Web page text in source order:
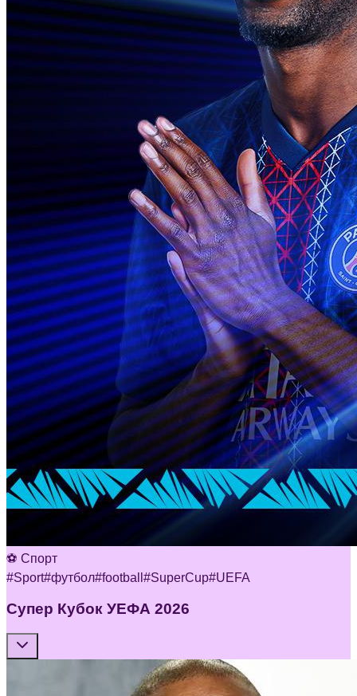
⚽ Спорт
#Sport#футбол#football #SuperCup#UEFA
Супер Кубок УЕФА 2026